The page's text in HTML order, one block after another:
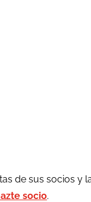
de sus socios
socio.